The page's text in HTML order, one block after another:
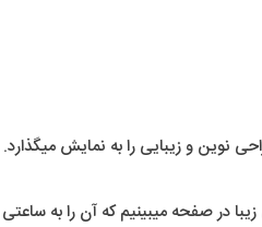
و زیبایی را به نمایش میگذارد.
در صفحه میبینیم که آن را به ساعتی